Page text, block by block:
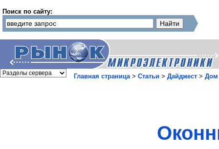
Поиск по сайту:
Главная страница> Статьи > Дайджест > Дом